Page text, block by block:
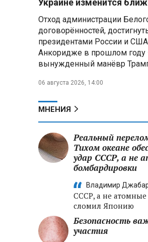
формируют новый
и должны активнее
в улучшении охраны
МИД РФ: Поездка
ожидаемых результатов
собрали первые
томаты из семян,
на орбите
Силовые структуры
бойцах ВСУ испытывали
ВИЧ и СПИДа
Украине изменится
Отход администрации
договорённостей,
президентами России и
Анкоридже в прошлом году
вынужденный манёвр
06 августа 2026, 14:00
МНЕНИЯ
Реальный
Тихом океане
удар СССР, а не
бомбардировки
Владимир
СССР, а не
сломил Японию
Безопасность
участия